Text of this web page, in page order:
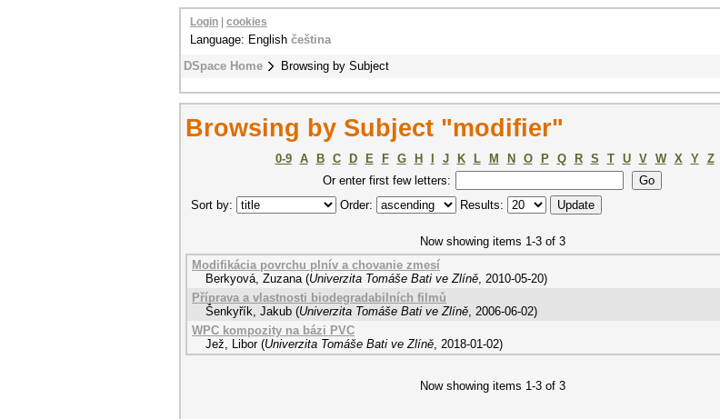
DSpace Home Browsing by Subject
Login cookies
Language: English čeština
Browsing by Subject "modifier"
0-9 A B C D E F G H J K L M N O P Q R S T U V W X Y
Z
Or enter first few letters:
Sort by:
Order: Results:
Now showing items 1-3 of 3
Modifikácia povrchu plnív a chovanie zmesí
Berkyová, Zuzana (Univerzita Tomáše Bati ve Zlíně, 2010-05-20)
Příprava a vlastnosti biodegradabilních filmů
Šenkyřík, Jakub (Univerzita Tomáše Bati ve Zlíně, 2006-06-02)
WPC kompozity na bázi PVC
Jež, Libor (Univerzita Tomáše Bati ve Zlíně, 2018-01-02)
Now showing items 1-3 of 3